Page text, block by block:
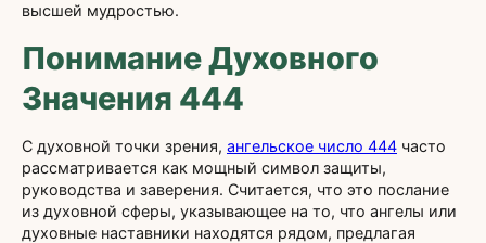
высшей мудростью.
Понимание Духовного
Значения 444
С духовной точки зрения, ангельское число 444 часто
рассматривается как мощный символ защиты,
руководства и заверения. Считается, что это послание
из духовной сферы, указывающее на то, что ангелы или
духовные наставники находятся рядом, предлагая